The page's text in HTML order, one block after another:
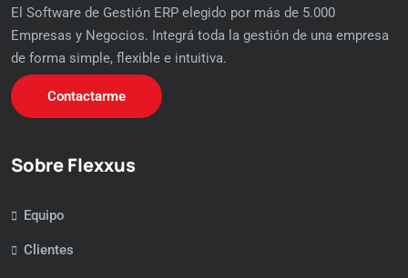
El Software de Gestión ERP elegido por más de 5.000
Empresas y Negocios. Integrá toda la gestión de una empresa
de forma simple, flexible e intuitiva.
Contactarme
Sobre Flexxus
Equipo
Clientes